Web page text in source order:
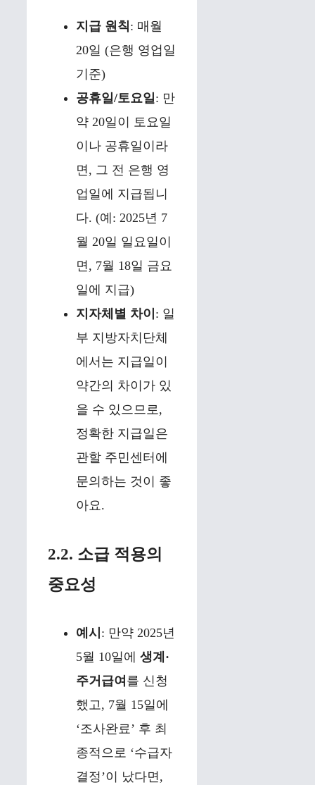
지급 원칙: 매월
20일 (은행 영업일
기준)
공휴일/토요일: 만
약 20일이 토요일
이나 공휴일이라
면, 그 전 은행 영
업일에 지급됩니
다. (예: 2025년 7
월 20일 일요일이
면, 7월 18일 금요
일에 지급)
지자체별 차이 : 일
부 지방자치단체
에서는 지급일이
약간의 차이가 있
을 수 있으므로,
정확한 지급일은
관할 주민센터에
문의하는 것이 좋
아요.
2.2. 소급 적용의
중요성
예시 : 만약 2025년
5월 10일에 생계·
주거급여 를 신청
했고, 7월 15일에
‘조사완료’ 후 최
종적으로 ‘수급자
결정’이 났다면,